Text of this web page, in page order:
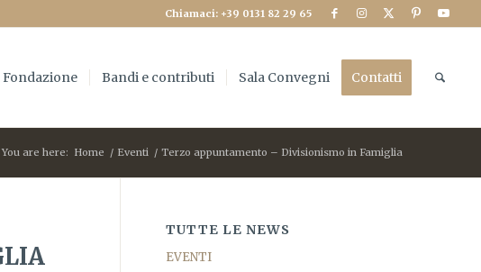
Chiamaci: +39 0131 82 29 65
Fondazione Bandi e contributi Sala Convegni Contatti
You are here: Home / Eventi / Terzo appuntamento – Divisionismo in Famiglia
TUTTE LE NEWS
EVENTI